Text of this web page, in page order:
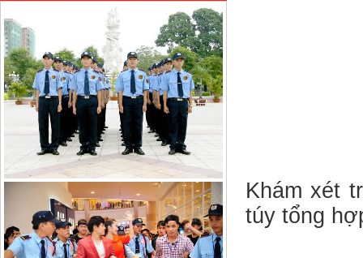
Khám xét
túy tổng